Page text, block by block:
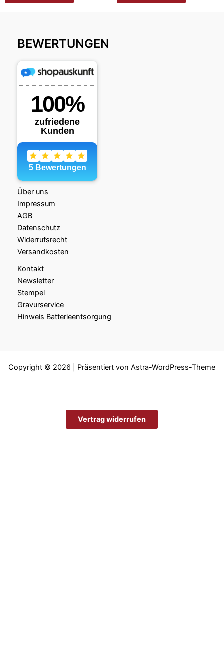
BEWERTUNGEN
Über uns
Impressum
AGB
Datenschutz
Widerrufsrecht
Versandkosten
Kontakt
Newsletter
Stempel
Gravurservice
Hinweis Batterieentsorgung
Copyright © 2026 | Präsentiert von Astra-WordPress-Theme
Vertrag widerrufen